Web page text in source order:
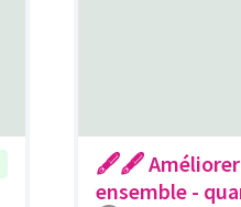
🖋🖋 Améliorer
ensemble -